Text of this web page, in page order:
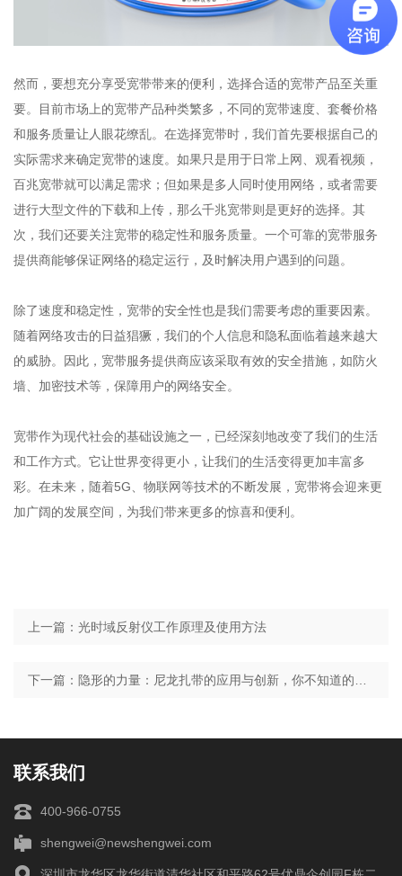
然而，要想充分享受宽带带来的便利，选择合适的宽带产品至关重
要。目前市场上的宽带产品种类繁多，不同的宽带速度、套餐价格
和服务质量让人眼花缭乱。在选择宽带时，我们首先要根据自己的
实际需求来确定宽带的速度。如果只是用于日常上网、观看视频，
百兆宽带就可以满足需求；但如果是多人同时使用网络，或者需要
进行大型文件的下载和上传，那么千兆宽带则是更好的选择。其
次，我们还要关注宽带的稳定性和服务质量。一个可靠的宽带服务
提供商能够保证网络的稳定运行，及时解决用户遇到的问题。
除了速度和稳定性，宽带的安全性也是我们需要考虑的重要因素。
随着网络攻击的日益猖獗，我们的个人信息和隐私面临着越来越大
的威胁。因此，宽带服务提供商应该采取有效的安全措施，如防火
墙、加密技术等，保障用户的网络安全。
宽带作为现代社会的基础设施之一，已经深刻地改变了我们的生活
和工作方式。它让世界变得更小，让我们的生活变得更加丰富多
彩。在未来，随着5G、物联网等技术的不断发展，宽带将会迎来更
加广阔的发展空间，为我们带来更多的惊喜和便利。
上一篇：光时域反射仪工作原理及使用方法
联系我们
400-966-0755
shengwei@newshengwei.com